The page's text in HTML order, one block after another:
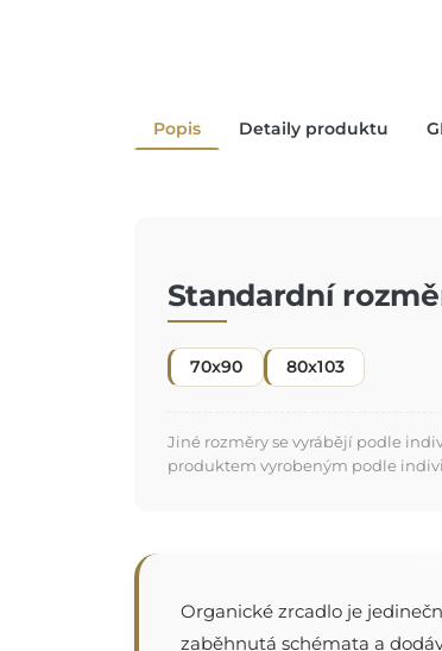
Popis Detaily produktu
Standardní
70x90 80x103
Jiné rozměry se vyrábějí podle
produktem vyrobeným podle
Organické zrcadlo je
zaběhnutá schémata a